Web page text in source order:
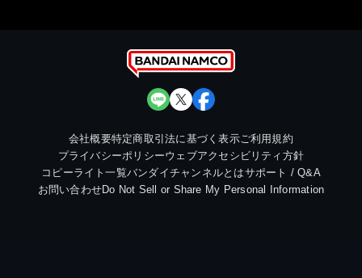
会社概要特定商取引法に基づく表示ご利用規約
プライバシーポリシーウェブアクセシビリティ方針
コピーライト一覧バンダイチャンネルとはサポート / Q&A
お問い合わせDo Not Sell or Share My Personal Information